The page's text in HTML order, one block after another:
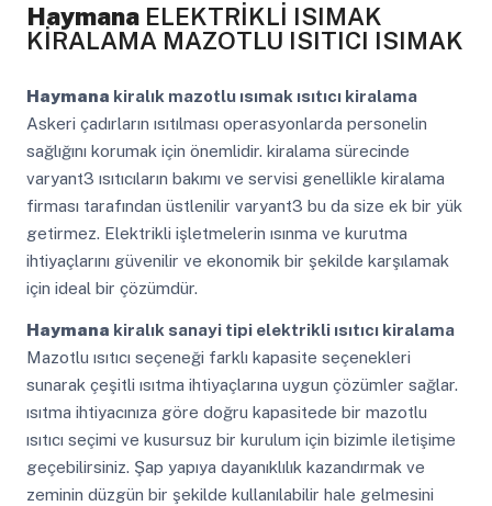
HaymanaELEKTRİKLİ ISIMAK
KİRALAMA MAZOTLU ISITICI ISIMAK
Haymana kiralık mazotlu ısımak ısıtıcı kiralama
Askeri çadırların ısıtılması operasyonlarda personelin
sağlığını korumak için önemlidir. kiralama sürecinde
varyant3 ısıtıcıların bakımı ve servisi genellikle kiralama
firması tarafından üstlenilir varyant3 bu da size ek bir yük
getirmez. Elektrikli işletmelerin ısınma ve kurutma
ihtiyaçlarını güvenilir ve ekonomik bir şekilde karşılamak
için ideal bir çözümdür.
Haymana kiralık sanayi tipi elektrikli ısıtıcı kiralama
Mazotlu ısıtıcı seçeneği farklı kapasite seçenekleri
sunarak çeşitli ısıtma ihtiyaçlarına uygun çözümler sağlar.
ısıtma ihtiyacınıza göre doğru kapasitede bir mazotlu
ısıtıcı seçimi ve kusursuz bir kurulum için bizimle iletişime
geçebilirsiniz. Şap yapıya dayanıklılık kazandırmak ve
zeminin düzgün bir şekilde kullanılabilir hale gelmesini